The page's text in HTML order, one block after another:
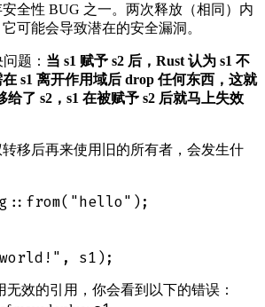
全性 BUG 之一。两次释放（相同）内
可能会导致潜在的安全漏洞。
题： 当 s1 赋予 s2 后，Rust 认为 s1 不
s1 离开作用域后 drop 任何东西，这就
给了 s2，s1 在被赋予 s2 后就马上失效
移后再来使用旧的所有者，会发生什
无效的引用，你会看到以下的错误：